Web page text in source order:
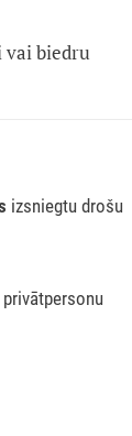
vai biedru
izsniegtu drošu